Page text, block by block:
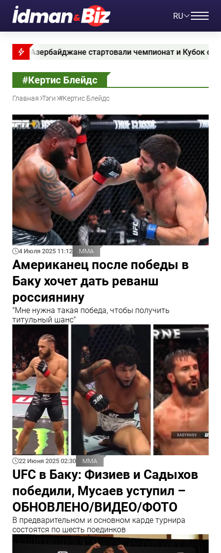
RU
стартовали чемпионат и Кубок страны по стрельбе из
#Кертис Блейдс
Главная Тэги #Кертис Блейдс
4 Июля 2025 11:12 ММА
Американец после победы в
Баку хочет дать реванш
россиянину
"Мне нужна такая победа, чтобы получить
титульный шанс"
22 Июня 2025 02:30 ММА
UFC в Баку: Физиев и Садыхов
победили, Мусаев уступил –
ОБНОВЛЕНО/ВИДЕО/ФОТО
В предварительном и основном карде турнира
состоятся по шесть поединков